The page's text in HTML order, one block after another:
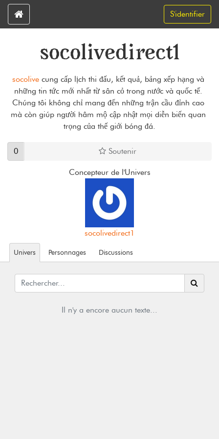
S'identifier
socolivedirect1
socolive cung cấp lịch thi đấu, kết quả, bảng xếp hạng và
những tin tức mới nhất từ sân cỏ trong nước và quốc tế.
Chúng tôi không chỉ mang đến những trận cầu đỉnh cao
mà còn giúp người hâm mộ cập nhật mọi diễn biến quan
trọng của thế giới bóng đá.
0 Soutenir
Concepteur de l'Univers
socolivedirect1
Univers Personnages Discussions
Il n'y a encore aucun texte...